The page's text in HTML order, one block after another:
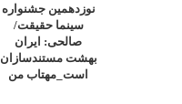
نوزدهمین جشنواره
سینما حقیقت/
صالحی: ایران
بهشت مستندسازان
است_مهتاب من